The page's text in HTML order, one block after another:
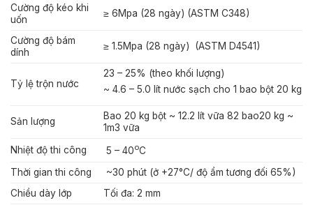
Cường độ kéo khi
uốn
≥ 6Mpa (28 ngày) (ASTM C348)
Cường độ bám
dính
≥ 1.5Mpa (28 ngày) (ASTM D4541)
Tỷ lệ trộn nước
23 – 25% (theo khối lượng)
~ 4.6 – 5.0 lít nước sạch cho 1 bao bột 20 kg
Sản lượng
Bao 20 kg bột ~ 12.2 lít vữa 82 bao20 kg ~
1m3 vữa
Nhiệt độ thi công
5 – 40oC
Thời gian thi công
~30 phút(ở +27°C/ độ ẩm tương đối 65%)
Chiều dày lớp
Tối đa: 2 mm